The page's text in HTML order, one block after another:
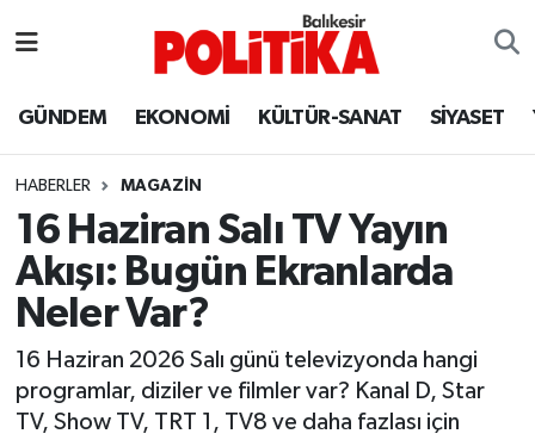
GÜNDEM EKONOMİ KÜLTÜR-SANAT SİYASET
HABERLER MAGAZİN
16 Haziran Salı TV Yayın
Akışı: Bugün Ekranlarda
Neler Var?
16 Haziran 2026 Salı günü televizyonda hangi
programlar, diziler ve filmler var? Kanal D, Star
TV, Show TV, TRT 1, TV8 ve daha fazlası için
Ayvalık
Balya
Bandırma
Bigadiç
BİYOGRAFİLER
Balıkesir Hava Durumu
Balıkesir Namaz Vakitleri
Balıkesir Trafik Yoğunluk Haritası
Süper Lig Puan Durumu ve Fikstür
Tüm Manşetler